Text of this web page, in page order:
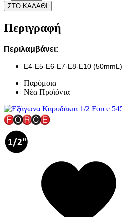
ΣΤΟ ΚΑΛΑΘΙ
Περιγραφή
Περιλαμβάνει:
E4-E5-E6-E7-E8-E10 (50mmL)
Παρόμοια
Νέα Προϊόντα